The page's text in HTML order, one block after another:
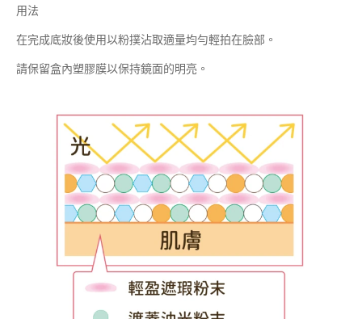
用法
在完成底妝後使用以粉撲沾取適量均勻輕拍在臉部。
請保留盒內塑膠膜以保持鏡面的明亮。